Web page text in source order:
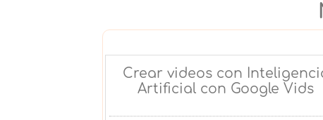
Crear videos con
Artificial con Google Vids